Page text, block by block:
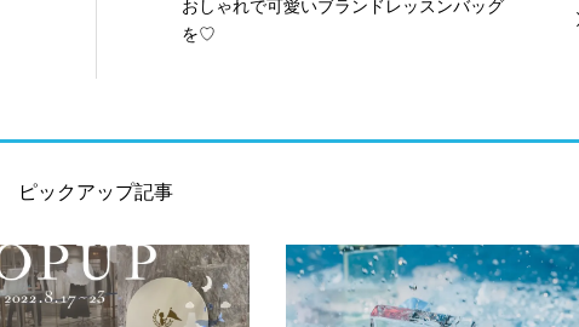
おしゃれで可愛いブランドレッスンバッグ
を♡
ピックアップ記事